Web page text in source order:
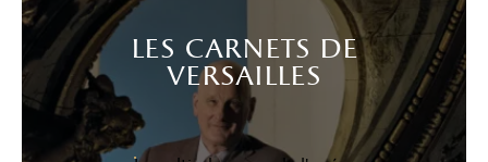
les carnets de
versailles